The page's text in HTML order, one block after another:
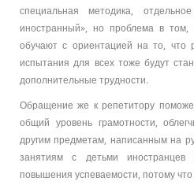
специальная методика,
иностранный», но проблема в
обучают с ориентацией на то,
испытания для всех тоже будут
дополнительные трудности.
Обращение же к репетитору
общий уровень грамотности,
другим предметам, написанным на
занятиям с детьми иностранцев
повышения успеваемости, потому что